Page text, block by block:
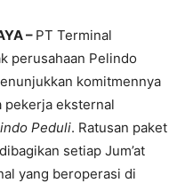
– PT Terminal
perusahaan Pelindo
komitmennya
pekerja eksternal
Peduli. Ratusan paket
setiap Jum’at
yang beroperasi di